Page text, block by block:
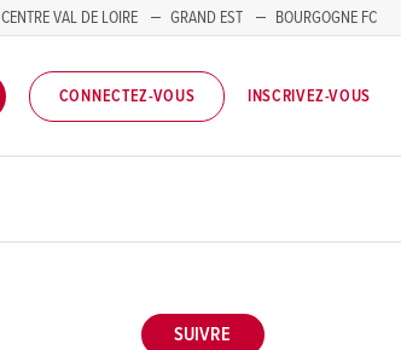
CENTRE VAL DE LOIRE GRAND EST
BOURGOGNE FC
CONNECTEZ-VOUS INSCRIVEZ-VOUS
SUIVRE